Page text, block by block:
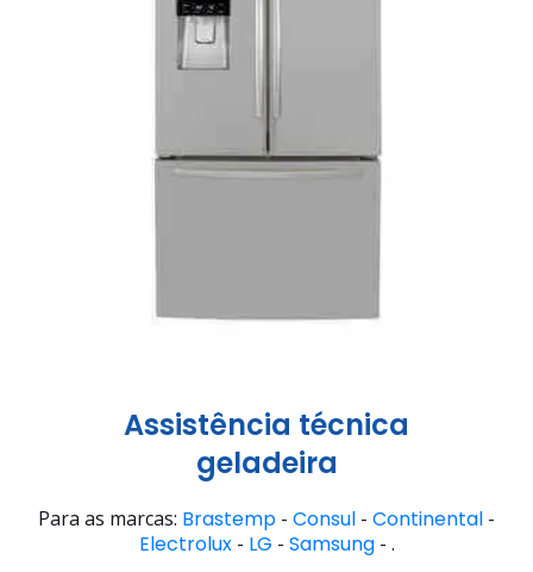
Assistência técnica
geladeira
Para as marcas: Brastemp - Consul - Continental -
Electrolux- LG - Samsung- .